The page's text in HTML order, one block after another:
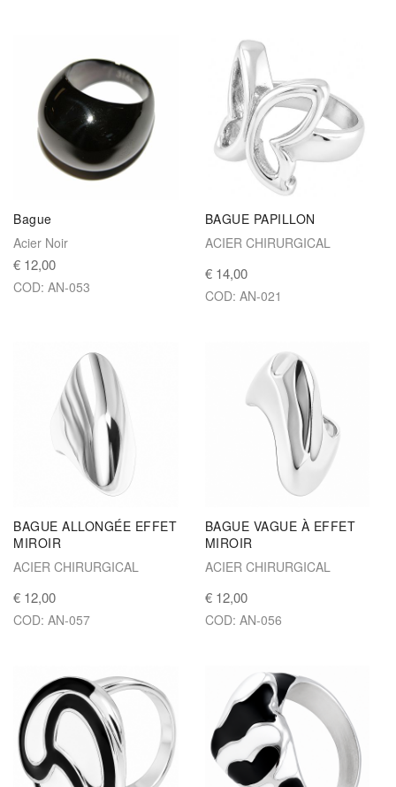
Bague
Acier Noir
€ 12,00
COD: AN-053
BAGUE PAPILLON
ACIER CHIRURGICAL
€ 14,00
COD: AN-021
BAGUE ALLONGÉE EFFET
MIROIR
ACIER CHIRURGICAL
€ 12,00
COD: AN-057
BAGUE VAGUE À EFFET
MIROIR
ACIER CHIRURGICAL
€ 12,00
COD: AN-056